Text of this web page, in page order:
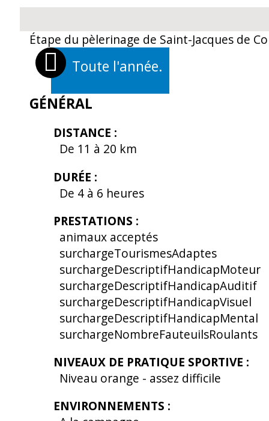
Étape du pèlerinage de Saint-Jacques de
Toute l'année.
GÉNÉRAL
DISTANCE :
De 11 à 20 km
DURÉE :
De 4 à 6 heures
PRESTATIONS :
animaux acceptés
surchargeTourismesAdaptes
surchargeDescriptifHandicapMoteur
surchargeDescriptifHandicapAuditif
surchargeDescriptifHandicapVisuel
surchargeDescriptifHandicapMental
surchargeNombreFauteuilsRoulants
NIVEAUX DE PRATIQUE SPORTIVE :
Niveau orange - assez difficile
ENVIRONNEMENTS :